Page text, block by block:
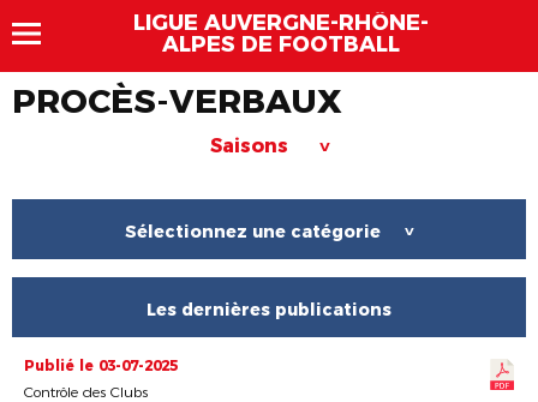
LIGUE AUVERGNE-RHÔNE-
ALPES DE FOOTBALL
PROCÈS-VERBAUX
Saisons >
Sélectionnez une catégorie >
Les dernières publications
Publié le 03-07-2025
Contrôle des Clubs